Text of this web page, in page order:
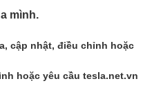
mình.
cập nhật, điều chỉnh hoặc
hoặc yêu cầu tesla.net.vn